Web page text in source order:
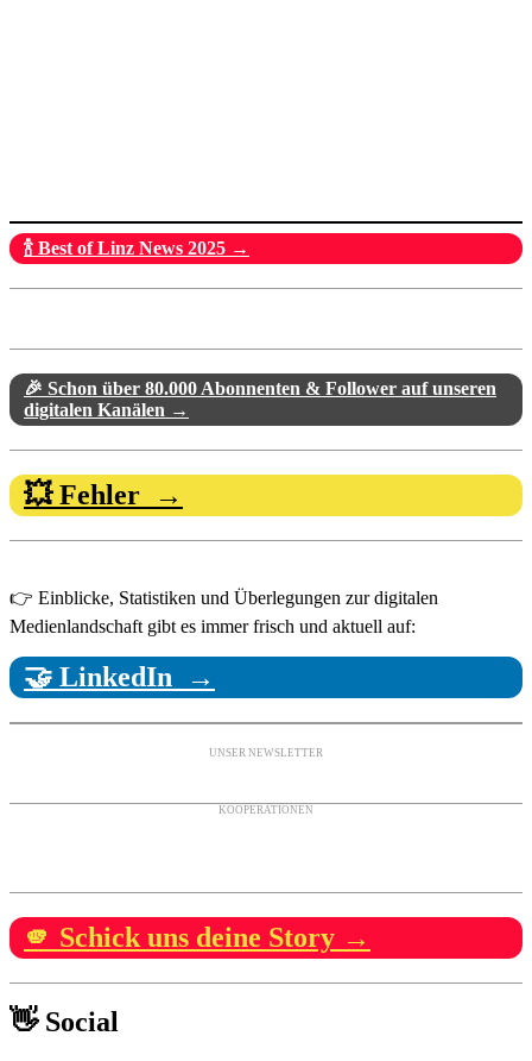
🍾 Best of Linz News 2025 →
🎉 Schon über 80.000 Abonnenten & Follower auf unseren
digitalen Kanälen →
💥 Fehler →
👉 Einblicke, Statistiken und Überlegungen zur digitalen
Medienlandschaft gibt es immer frisch und aktuell auf:
🤝 LinkedIn →
UNSER NEWSLETTER
KOOPERATIONEN
🫵 Schick uns deine Story →
👋 Social